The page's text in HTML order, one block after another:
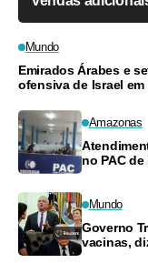
Mundo
Emirados Árabes e
ofensiva de Israel em
Amazonas
no PAC
Mundo
Governo
vacinas,